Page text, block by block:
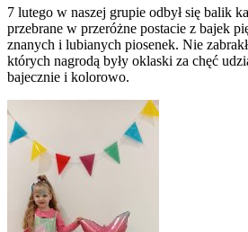
7 lutego w naszej grupie odbył się balik
przebrane w przeróżne postacie z bajek
znanych i lubianych piosenek. Nie
których nagrodą były oklaski za chęć
bajecznie i kolorowo.